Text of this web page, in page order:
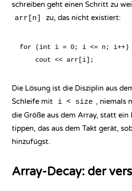
schreiben geht einen Schritt zu
arr[n] zu, das nicht existiert:
for (int i = 0; i <= n; i++)
Die Lösung ist die Disziplin aus
Schleife mit
i < size , niemals
die Größe aus dem Array, statt ein
tippen, das aus dem Takt gerät,
hinzufügst.
Array-Decay: der